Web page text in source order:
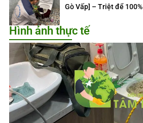
Gò Vấp] – Triệt để 100%
Hình ảnh thực tế